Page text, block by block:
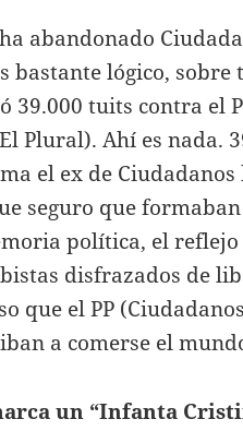
abandonado
bastante lógico, sobre
39.000 tuits contra el
Plural). Ahí es nada.
el ex de
seguro que
política, el
disfrazados de
que el PP
a comerse el
un “Infanta